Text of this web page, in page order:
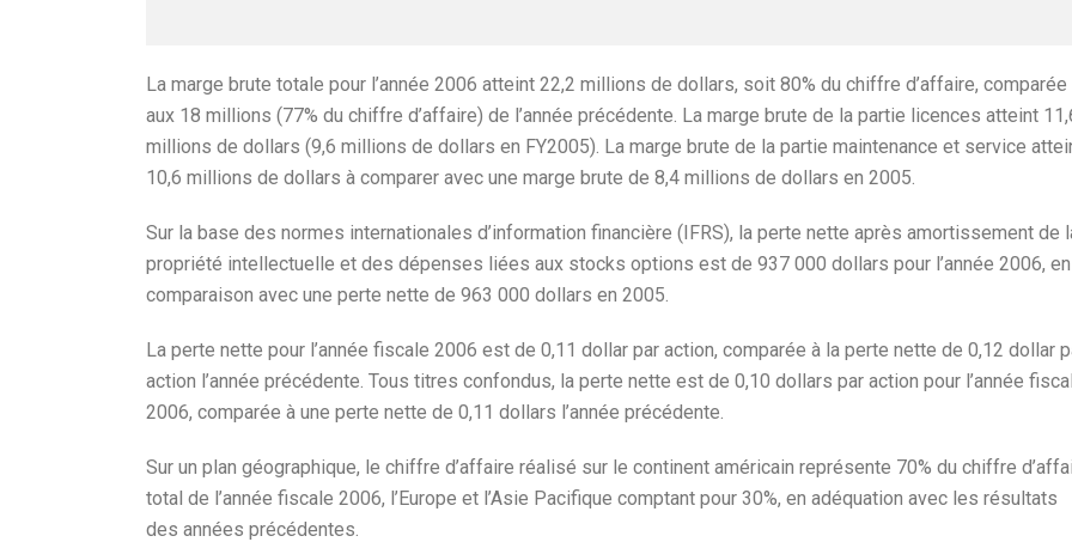
La marge brute totale pour l’année 2006 atteint 22,2 millions de dollars, soit 80% du chiffre d’affaire, comparée
aux 18 millions (77% du chiffre d’affaire) de l’année précédente. La marge brute de la partie licences atteint
millions de dollars (9,6 millions de dollars en FY2005). La marge brute de la partie maintenance et service
10,6 millions de dollars à comparer avec une marge brute de 8,4 millions de dollars en 2005.
Sur la base des normes internationales d’information financière (IFRS), la perte nette après amortissement de
propriété intellectuelle et des dépenses liées aux stocks options est de 937 000 dollars pour l’année 2006, en
comparaison avec une perte nette de 963 000 dollars en 2005.
La perte nette pour l’année fiscale 2006 est de 0,11 dollar par action, comparée à la perte nette de 0,12 dollar
action l’année précédente. Tous titres confondus, la perte nette est de 0,10 dollars par action pour l’année
2006, comparée à une perte nette de 0,11 dollars l’année précédente.
Sur un plan géographique, le chiffre d’affaire réalisé sur le continent américain représente 70% du chiffre
total de l’année fiscale 2006, l’Europe et l’Asie Pacifique comptant pour 30%, en adéquation avec les résultats
des années précédentes.